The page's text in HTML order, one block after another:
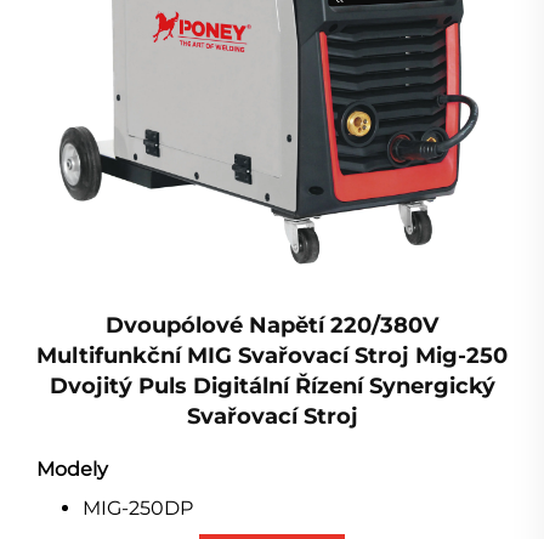
Dvoupólové Napětí 220/380V
Multifunkční MIG Svařovací Stroj Mig-250
Dvojitý Puls Digitální Řízení Synergický
Svařovací Stroj
Modely
MIG-250DP